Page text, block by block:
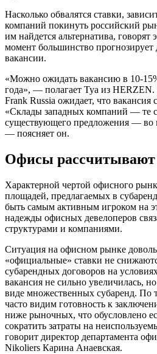
Насколько обвалятся ставки,
компаний покинуть российский
им найдется альтернатива,
момент большинство
вакансии.
«Можно ожидать вакансию в 10-
года», — полагает Туа из
Frank Russia ожидает, что вакансия
«Склады западных компаний — те
существующего предложения — во
— поясняет он.
Офисы рассчитывают
Характерной чертой офисного
площадей, предлагаемых в
быть самым активным игроком на
надежды офисных девелоперов
структурами и компаниями.
Ситуация на офисном рынке
«официальные» ставки не
субарендных договоров на
вакансия не сильно увеличилась,
виде множественных субаренд. По
часто видим готовность к
ниже рыночных, что обусловлено
сократить затраты на
говорит директор департамента
Nikoliers Карина Анаевская.